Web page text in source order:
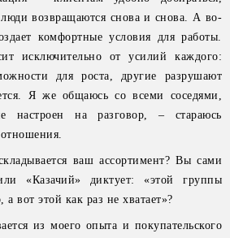
возвращаются снова и снова. А во-
комфортные условия для работы.
исключительно от усилий каждого:
для роста, другие разрушают
Я же общаюсь со всеми соседями,
на разговор, – стараюсь
ваш ассортимент? Вы сами
«Казачий» диктует: «этой группы
а вот этой как раз не хватает»?
из моего опыта и покупательского